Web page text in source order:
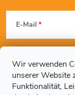
Wir verwenden
unserer Website
Funktionalität,
F
u
ß
E-Mail
Mit der Eingabe Ihrer